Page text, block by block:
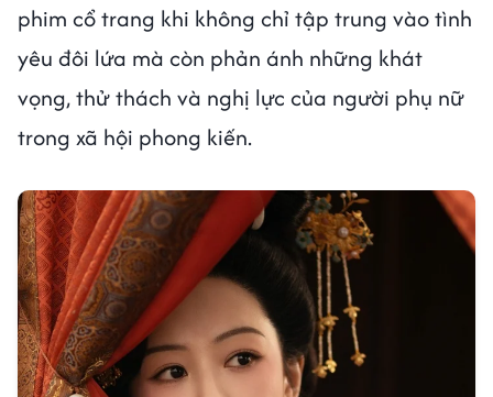
phim cổ trang khi không chỉ tập trung vào tình
yêu đôi lứa mà còn phản ánh những khát
vọng, thử thách và nghị lực của người phụ nữ
trong xã hội phong kiến.